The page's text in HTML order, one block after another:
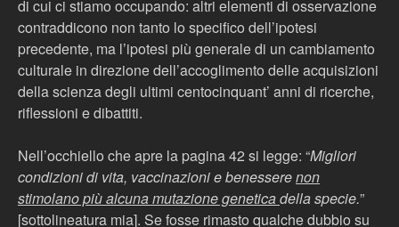
di cui ci stiamo occupando: altri elementi di osservazione
contraddicono non tanto lo specifico dell’ipotesi
precedente, ma l’ipotesi più generale di un cambiamento
culturale in direzione dell’accoglimento delle acquisizioni
della scienza degli ultimi centocinquant’ anni di ricerche,
riflessioni e dibattiti.
Nell’occhiello che apre la pagina 42 si legge: “Migliori
condizioni di vita, vaccinazioni e benesserenon
stimolano più alcuna mutazione geneticadella specie.”
[sottolineatura mia]. Se fosse rimasto qualche dubbio su